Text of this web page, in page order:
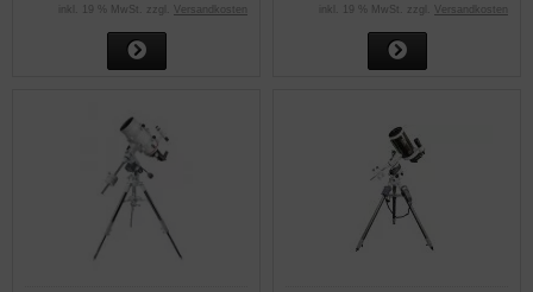
inkl. 19 % MwSt. zzgl. Versandkosten inkl. 19 % MwSt. zzgl. Versandkosten